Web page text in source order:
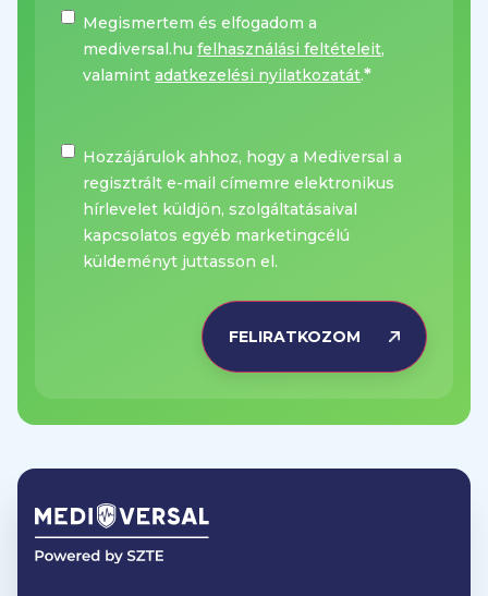
Felhasználási
feltételek*
Megismertem és elfogadom a
mediversal.hu felhasználási feltételeit,
valamint adatkezelési nyilatkozatát.*
Hírlevél
Hozzájárulok ahhoz, hogy a Mediversal a
regisztrált e-mail címemre elektronikus
hírlevelet küldjön, szolgáltatásaival
kapcsolatos egyéb marketingcélú
küldeményt juttasson el.